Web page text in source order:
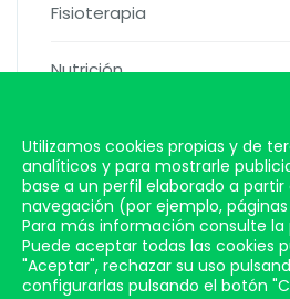
Fisioterapia
Nutrición
Contacto
Utilizamos cookies propias y de
analíticos y para mostrarle
base a un perfil elaborado a partir
navegación (por ejemplo,
Para más información consulte la
Puede aceptar todas las cookies
"Aceptar", rechazar su uso
configurarlas pulsando el botón